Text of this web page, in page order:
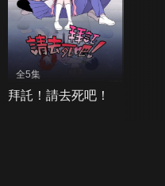
全5集
拜託！請去死吧！